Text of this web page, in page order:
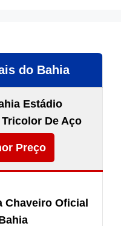
do Bahia
Estádio
De Aço
Preço
Chaveiro Oficial